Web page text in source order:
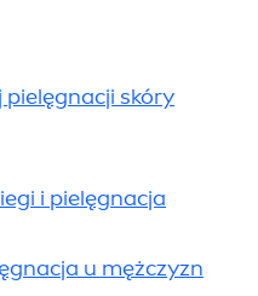
skóry
i pielęgnacja
u mężczyzn